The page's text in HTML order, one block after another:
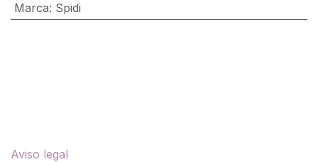
Marca: Spidi
Aviso legal